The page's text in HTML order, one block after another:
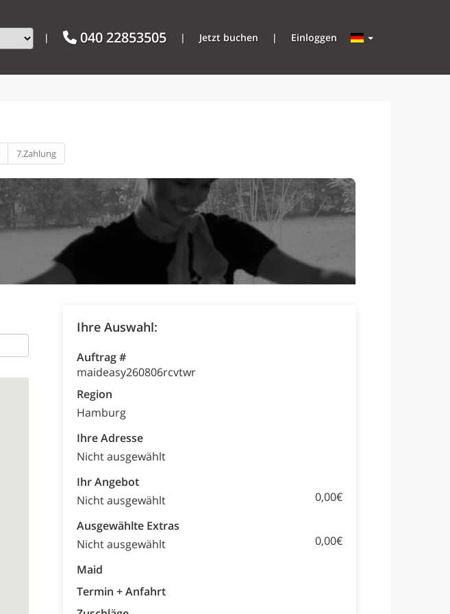
| 040 22853505 | Jetzt buchen | Einloggen
7.Zahlung
Ihre Auswahl:
Auftrag #
maideasy260806rcvtwr
Region
Hamburg
Ihre Adresse
Nicht ausgewählt
Ihr Angebot
Nicht ausgewählt
0,00€
Ausgewählte Extras
Nicht ausgewählt
0,00€
Maid
Termin + Anfahrt